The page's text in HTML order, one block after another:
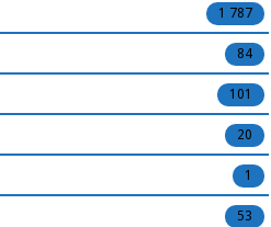
1 787
84
101
20
1
53